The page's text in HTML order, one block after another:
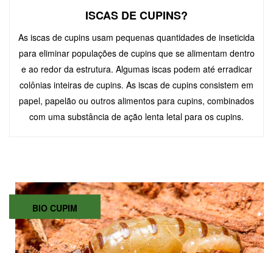
ISCAS DE CUPINS?
As iscas de cupins usam pequenas quantidades de inseticida
para eliminar populações de cupins que se alimentam dentro
e ao redor da estrutura. Algumas iscas podem até erradicar
colônias inteiras de cupins. As iscas de cupins consistem em
papel, papelão ou outros alimentos para cupins, combinados
com uma substância de ação lenta letal para os cupins.
BIO CUPIM